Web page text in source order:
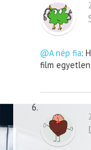
@A nép fia:
film